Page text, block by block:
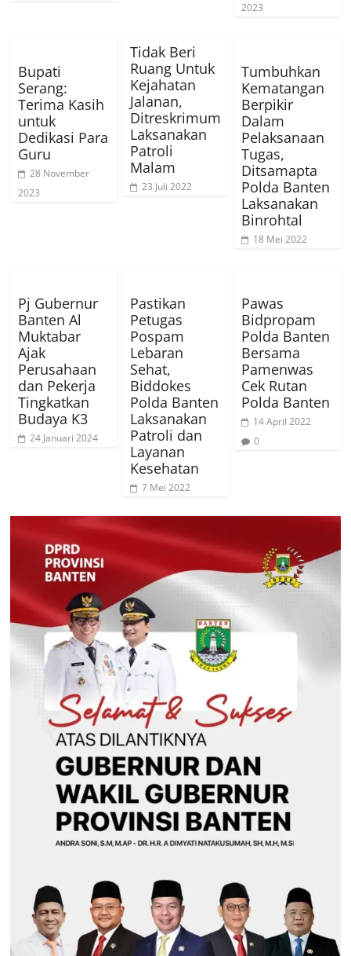
2023
Bupati
Serang:
Terima Kasih
untuk
Dedikasi Para
Guru
28 November
2023
Tidak Beri
Ruang Untuk
Kejahatan
Jalanan,
Ditreskrimum
Laksanakan
Patroli
Malam
23 Juli 2022
Tumbuhkan
Kematangan
Berpikir
Dalam
Pelaksanaan
Tugas,
Ditsamapta
Polda Banten
Laksanakan
Binrohtal
18 Mei 2022
Pj Gubernur
Banten Al
Muktabar
Ajak
Perusahaan
dan Pekerja
Tingkatkan
Budaya K3
24 Januari 2024
Pastikan
Petugas
Pospam
Lebaran
Sehat,
Biddokes
Polda Banten
Laksanakan
Patroli dan
Layanan
Kesehatan
7 Mei 2022
Pawas
Bidpropam
Polda Banten
Bersama
Pamenwas
Cek Rutan
Polda Banten
14 April 2022
0